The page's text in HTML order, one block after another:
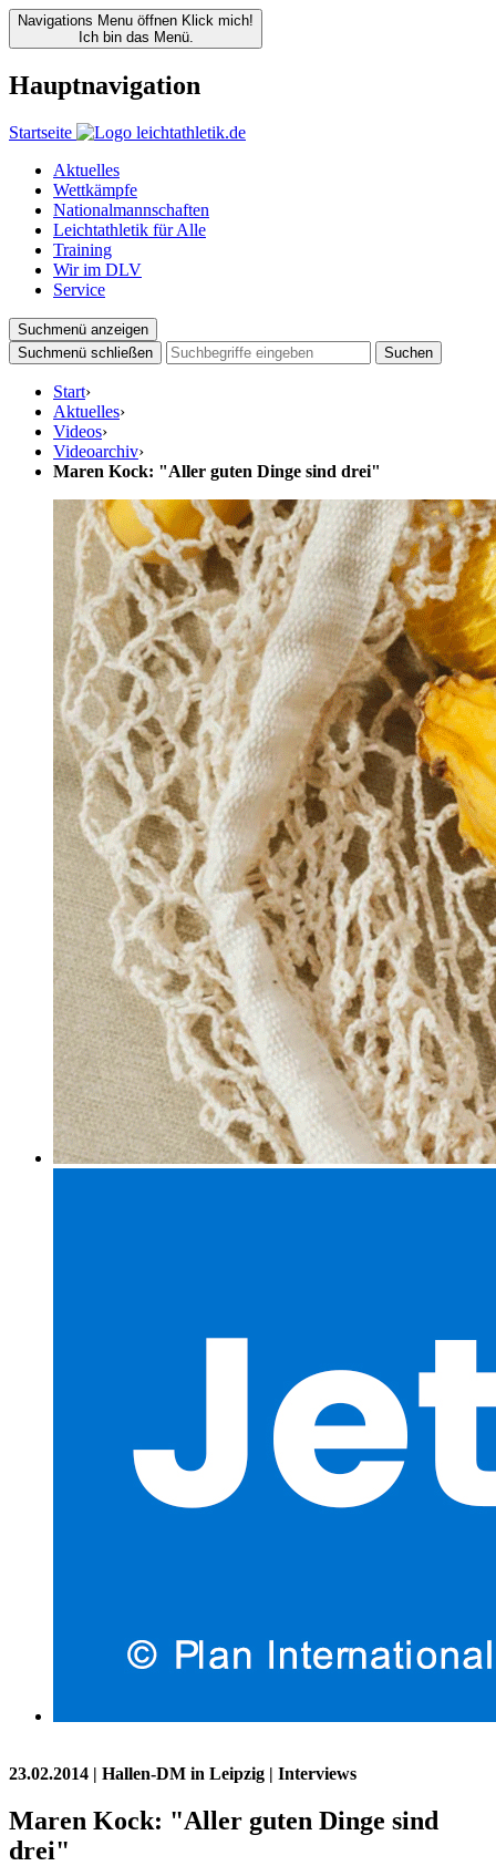
Navigations Menu öffnen Klick mich!
Ich bin das Menü.
Hauptnavigation
Startseite
Aktuelles
Wettkämpfe
Nationalmannschaften
Leichtathletik für Alle
Training
Wir im DLV
Service
Suchmenü anzeigen
Suchmenü schließen
Suchen
Start›
Aktuelles›
Videos›
Videoarchiv›
Maren Kock: "Aller guten Dinge sind drei"
23.02.2014 | Hallen-DM in Leipzig | Interviews
Maren Kock: "Aller guten Dinge sind
drei"